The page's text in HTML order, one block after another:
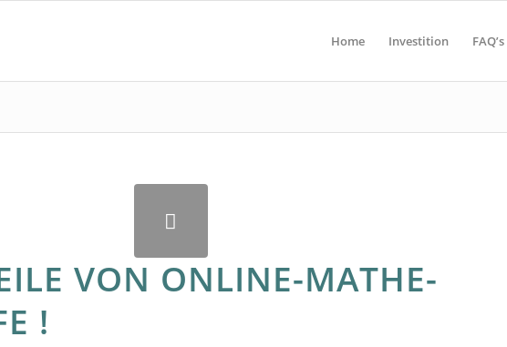
Home Investition FAQ’s
VON ONLINE-MATHE-
!